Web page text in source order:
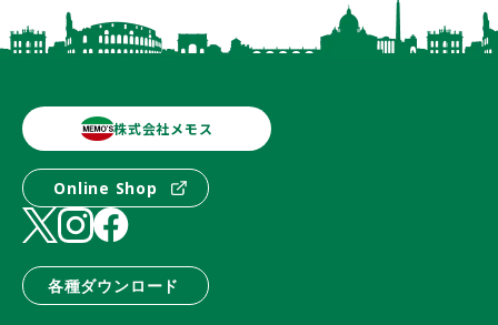
株式会社メモス
Online Shop
各種ダウンロード